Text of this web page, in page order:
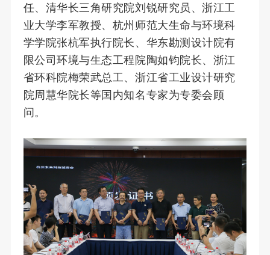
任、清华长三角研究院刘锐研究员、浙江工
业大学李军教授、杭州师范大生命与环境科
学学院张杭军执行院长、华东勘测设计院有
限公司环境与生态工程院陶如钧院长、浙江
省环科院梅荣武总工、浙江省工业设计研究
院周慧华院长等国内知名专家为专委会顾
问。